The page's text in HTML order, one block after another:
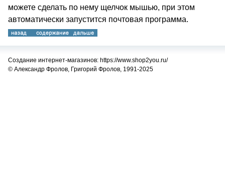
можете сделать по нему щелчок мышью, при этом
автоматически запустится почтовая программа.
Создание интернет-магазинов: https://www.shop2you.ru/
© Александр Фролов, Григорий Фролов, 1991-2025